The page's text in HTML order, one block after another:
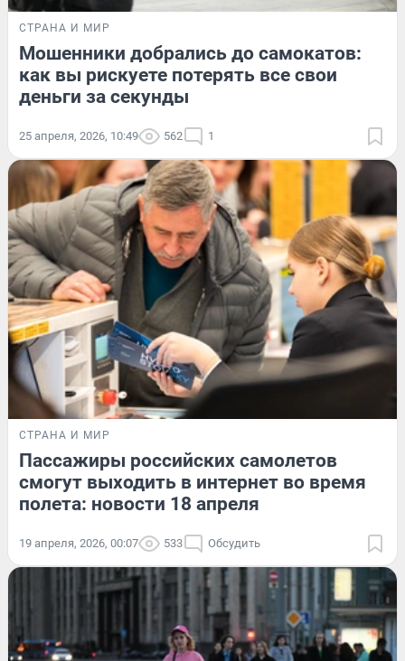
СТРАНА И МИР
Мошенники добрались до самокатов:
как вы рискуете потерять все свои
деньги за секунды
25 апреля, 2026, 10:49 562 1
СТРАНА И МИР
Пассажиры российских самолетов
смогут выходить в интернет во время
полета: новости 18 апреля
19 апреля, 2026, 00:07 533 Обсудить